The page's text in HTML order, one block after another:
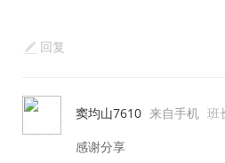
回复
窦均山7610 来自手机 班
感谢分享